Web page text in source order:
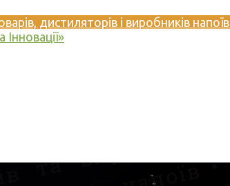
дистиляторів і виробників напоїв